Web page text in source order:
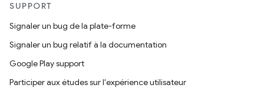
SUPPORT
Signaler un bug de la plate-forme
Signaler un bug relatif à la documentation
Google Play support
Participer aux études sur l'expérience utilisateur